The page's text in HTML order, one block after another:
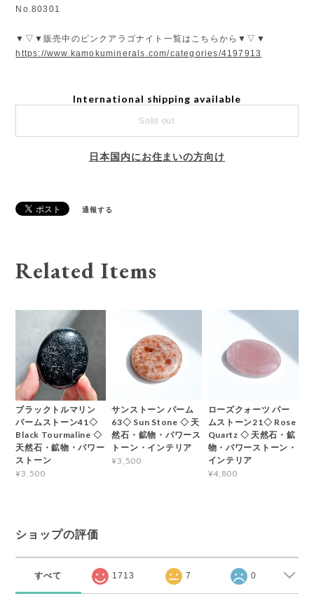
No.80301
▼▽▼販売中のピンクアラゴナイト一覧はこちらから▼▽▼
https://www.kamokuminerals.com/categories/4197913
International shipping available
Sold out
日本国内にお住まいの方向け
通報する
Related Items
ブラックトルマリン
パームストーン41◇
Black Tourmaline ◇
天然石・鉱物・パワー
ストーン
¥3,500
サンストーン パーム
63◇ Sun Stone ◇ 天
然石・鉱物・パワース
トーン・インテリア
¥3,500
ローズクォーツ パー
ムストーン21◇ Rose
Quartz ◇ 天然石・鉱
物・パワーストーン・
インテリア
¥4,800
ショップの評価
すべて 1713 7 0